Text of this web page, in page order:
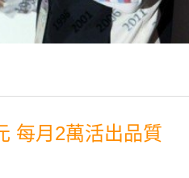
每月2萬活出品質